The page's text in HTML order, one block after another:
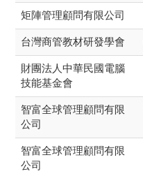
矩陣管理顧問有限公司
台灣商管教材研發學會
財團法人中華民國電腦
技能基金會
智富全球管理顧問有限
公司
智富全球管理顧問有限
公司